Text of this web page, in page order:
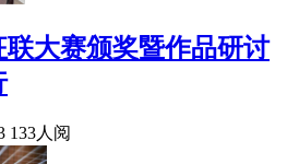
大赛颁奖暨作品研讨
133人阅